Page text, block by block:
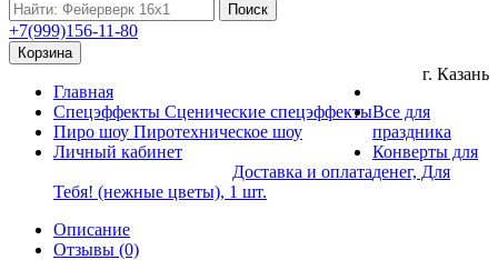
Поиск
+7(999)156-11-80
Корзина
Главная
Спецэффекты Сценические спецэффекты
Пиро шоу Пиротехническое шоу
Личный кабинет
Доставка и оплата
г. Казань
Все для
праздника
Конверты для
денег, Для
Тебя! (нежные цветы), 1 шт.
Описание
Отзывы (0)